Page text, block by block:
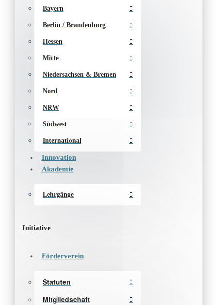
Bayern
Berlin / Brandenburg
Hessen
Mitte
Niedersachsen & Bremen
Nord
NRW
Südwest
International
Innovation
Akademie
Lehrgänge
Initiative
Förderverein
Statuten
Mitgliedschaft